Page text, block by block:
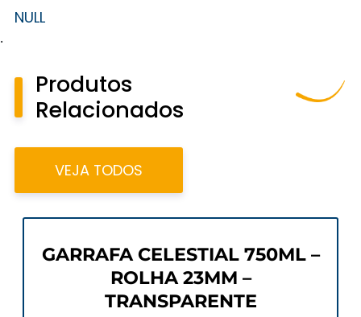
NULL
.
Produtos
Relacionados
VEJA TODOS
GARRAFA CELESTIAL 750ML –
ROLHA 23MM –
TRANSPARENTE